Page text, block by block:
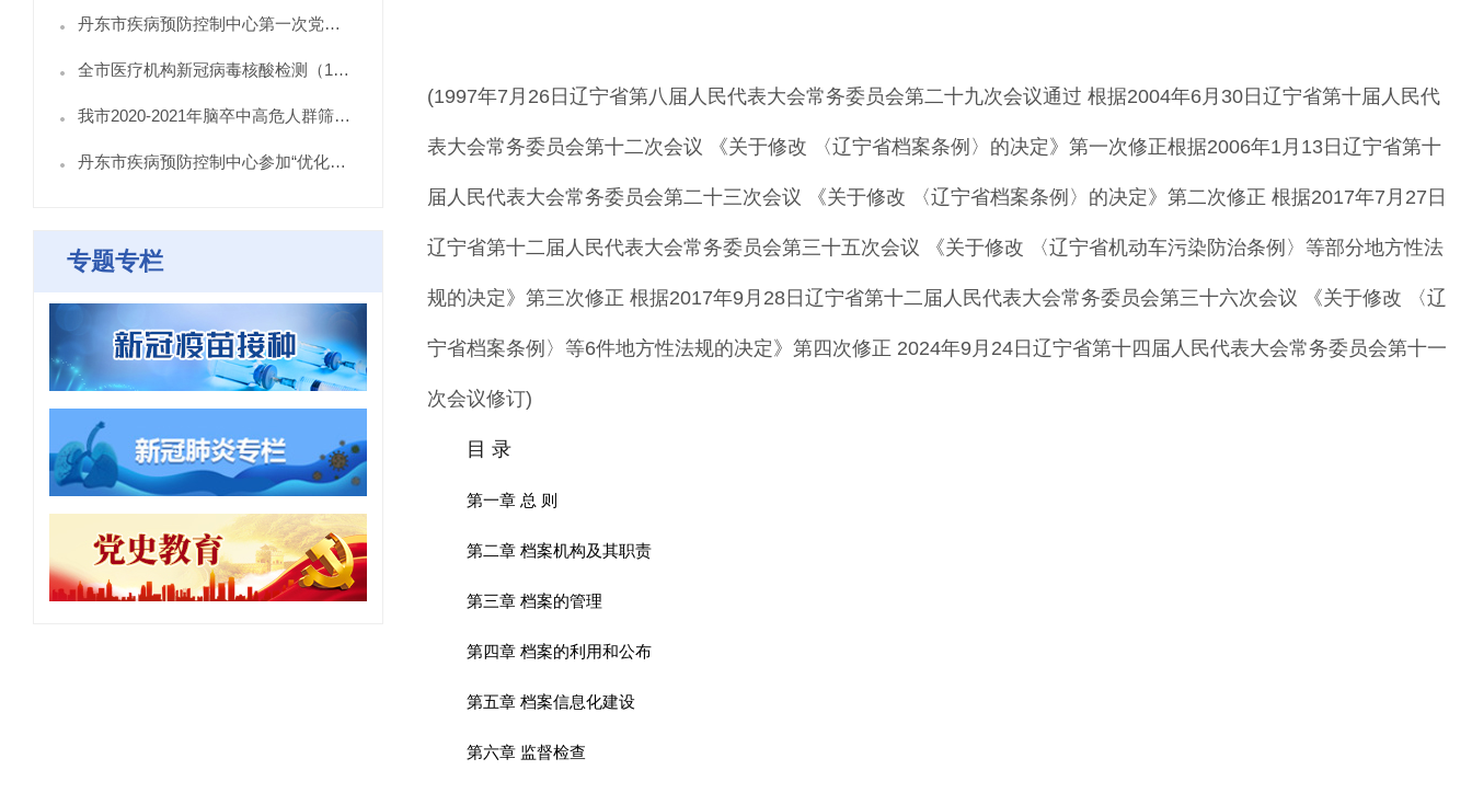
丹东市疾病预防控制中心第一次党员大会胜利召开
全市医疗机构新冠病毒核酸检测（10合1混采检） 培训班在丹东市疾控中心举办
我市2020-2021年脑卒中高危人群筛查与综合干预项目城市点今日启动
丹东市疾病预防控制中心参加“优化营商环境 志愿服务我先行”主题宣传活动
专题专栏
(1997年7月26日辽宁省第八届人民代表大会常务委员会第二十九次会议通过 根据2004年6月 30 日辽宁省第十届人民代
表大会常务委员会第十二次会议 《关于修改 〈辽宁省档案条例 〉 的决定 》 第一次修正根据2006年1 月 13 日辽宁省第十
届人民代表大会常务委员会第二十三次会议 《关于修改 〈辽宁省档案条例 〉 的决定 》 第二次修正 根据2017年7 月 27 日
辽宁省第十二届人民代表大会常务委员会第三十五次会议 《关于修改 〈辽宁省机动车污染防治条例 〉 等部分地方性法
规的决定 》 第三次修正 根据2017年9月 28 日辽宁省第十二届人民代表大会常务委员会第三十六次会议 《关于修改 〈辽
宁省档案条例 〉 等6件地方性法规的决定 》 第四次修正 2024年9月 24 日辽宁省第十四届人民代表大会常务委员会第十一
次会议修订)
目 录
第一章 总 则
第二章 档案机构及其职责
第三章 档案的管理
第四章 档案的利用和公布
第五章 档案信息化建设
第六章 监督检查